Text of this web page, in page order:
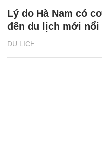
DU LỊCH
Lý do Hà Nam có
đến du lịch mới nổi